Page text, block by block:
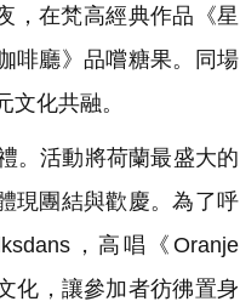
，在梵高經典作品《星
啡廳》品嚐糖果。同場
化共融。
。活動將荷蘭最盛大的
現團結與歡慶。為了呼
，高唱《Oranje
化，讓參加者彷彿置身